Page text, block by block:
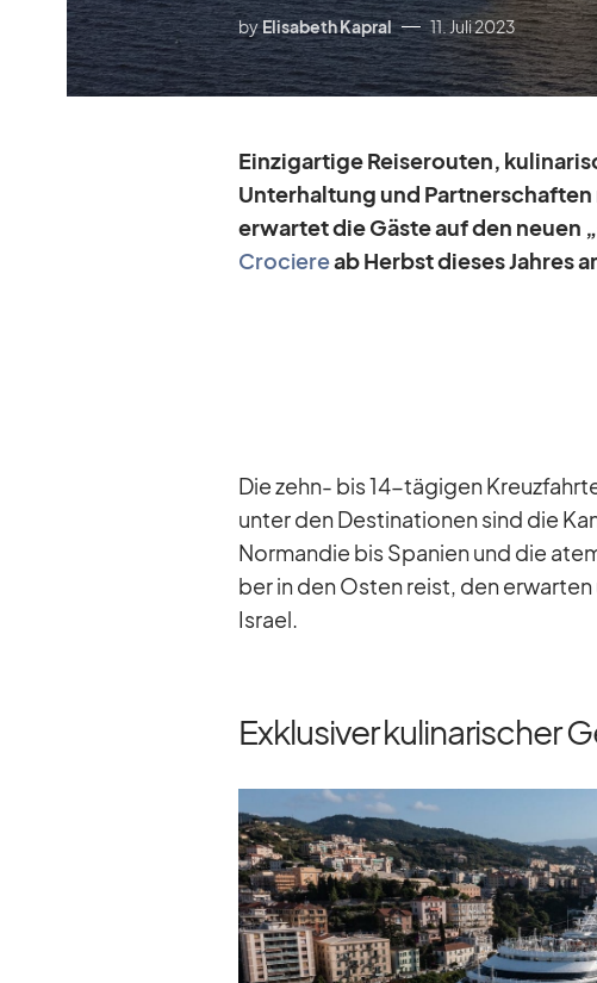
byElisabeth Kapral 11. Juli 2023
Ein­zig­ar­tige Rei­se­rou­ten,
Un­ter­hal­tung und
er­war­tet die Gäste auf den neuen
Cro­ciereab Herbst die­ses Jah­res
Die zehn- bis 14-tä­gi­gen
un­ter den De­sti­na­tio­nen sind die
Nor­man­die bis Spa­nien und die
ber in den Os­ten reist, den
Is­rael.
Exklusiver kulinarischer